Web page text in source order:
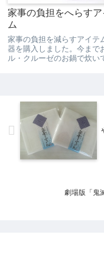
家事の負担をへらすア
ム
家事の負担を減らすアイテ
器を購入しました。今まで
ル・クルーゼのお鍋で炊い
劇場版「鬼